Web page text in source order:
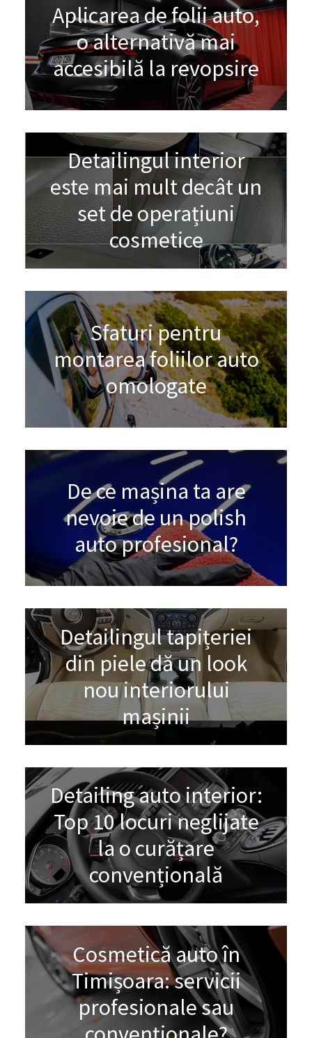
Aplicarea de folii auto,
o alternativă mai
accesibilă la revopsire
Detailingul interior
este mai mult decât un
set de operațiuni
cosmetice
Sfaturi pentru
montarea foliilor auto
omologate
De ce mașina ta are
nevoie de un polish
auto profesional?
Detailingul tapițeriei
din piele dă un look
nou interiorului
mașinii
Detailing auto interior:
Top 10 locuri neglijate
la o curățare
convențională
Cosmetică auto în
Timișoara: servicii
profesionale sau